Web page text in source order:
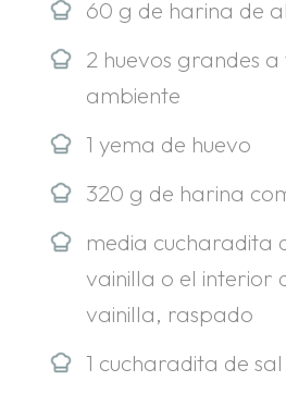
60 g de harina de
2 huevos grandes
ambiente
1 yema de huevo
320 g de harina
media cucharadita
vainilla o el interior
vainilla, raspado
1 cucharadita de sal